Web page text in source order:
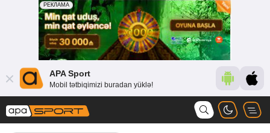
APA Sport
Mobil tətbiqimizi buradan yüklə!